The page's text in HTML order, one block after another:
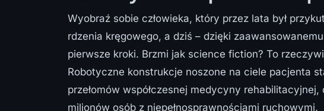
Wyobraź sobie człowieka, który przez lata był
rdzenia kręgowego, a dziś – dzięki
pierwsze kroki. Brzmi jak science fiction? To
Robotyczne konstrukcje noszone na ciele pacjenta
przełomów współczesnej medycyny
milionów osób z niepełnosprawnościami ruchowymi.